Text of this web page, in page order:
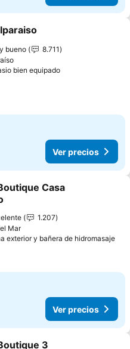
a favoritos
bueno
8.711
bien equipadoVer precios
Ver precios
a favoritos
Casa
1.207
Mar
exterior y bañera de hidromasaje
Ver precios
3